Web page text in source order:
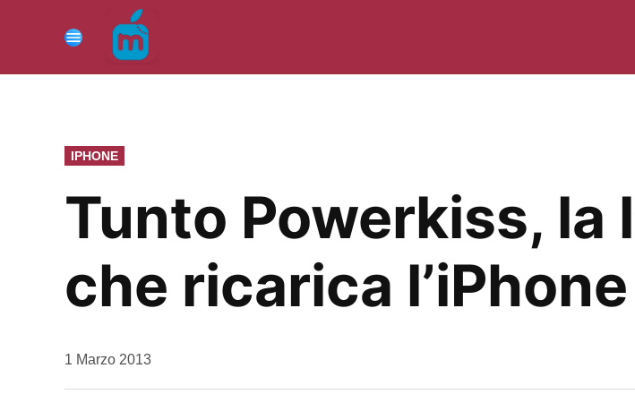
contenuto
Menu
PUBBLICATO
IN
IPHONE
Tunto Powerkiss, la
che ricarica
da
1 Marzo 2013